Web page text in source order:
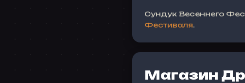
Сундук Весеннего
Фестиваля.
Магазин